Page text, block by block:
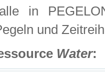
in
und
Water: